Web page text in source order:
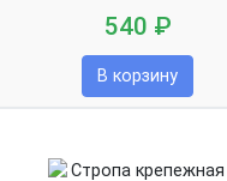
540 ₽
В корзину